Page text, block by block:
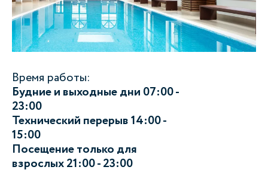
Время работы:
Будние и выходные дни 07:00 -
23:00
Технический перерыв 14:00 -
15:00
Посещение только для
взрослых 21:00 - 23:00